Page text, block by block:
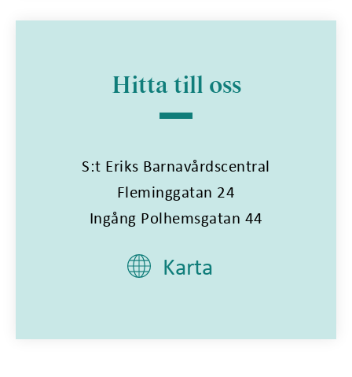
Hitta till oss
S:t Eriks Barnavårdscentral
Fleminggatan 24
Ingång Polhemsgatan 44
Karta